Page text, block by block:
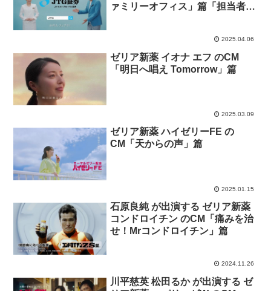
ァミリーオフィス」篇「担当者が
2025.04.06
ゼリア新薬 イオナ エフ のCM
「明日へ唱え Tomorrow」篇
2025.03.09
ゼリア新薬 ハイゼリーFE の
CM「天からの声」篇
2025.01.15
石原良純 が出演する ゼリア新薬
コンドロイチン のCM「痛みを治
せ！Mrコンドロイチン」篇
2024.11.26
川平慈英 松田るか が出演する ゼ